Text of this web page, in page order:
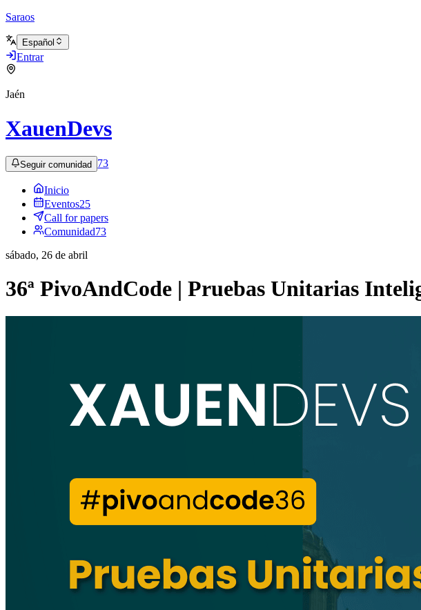
Saraos
Español
Entrar
Jaén
XauenDevs
Seguir comunidad 73
Inicio
Eventos25
Call for papers
Comunidad73
sábado, 26 de abril
36ª PivoAndCode | Pruebas Unitarias